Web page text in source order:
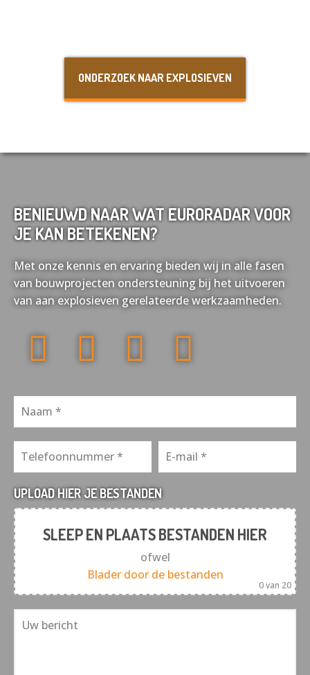
ONDERZOEK NAAR EXPLOSIEVEN
BENIEUWD NAAR WAT EURORADAR VOOR
JE KAN BETEKENEN?
Met onze kennis en ervaring bieden wij in alle fasen
van bouwprojecten ondersteuning bij het uitvoeren
van aan explosieven gerelateerde werkzaamheden.
UPLOAD HIER JE BESTANDEN
SLEEP EN PLAATS BESTANDEN HIER
ofwel
Blader door de bestanden
0van 20